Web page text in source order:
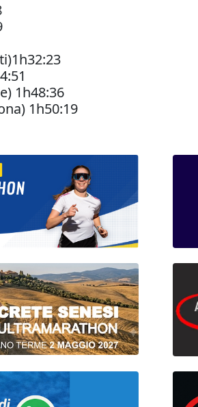
1h48:36
1h50:19